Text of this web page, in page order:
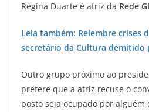
Regina Duarte é atriz da Rede
Leia também: Relembre crises
secretário da Cultura demitido
Outro grupo próximo ao
prefere que a atriz recuse o
posto seja ocupado por alguém